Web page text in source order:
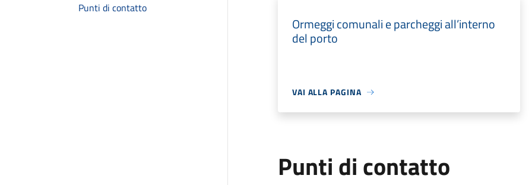
Punti di contatto
Ormeggi comunali e parcheggi all’interno
del porto
VAI ALLA PAGINA
Punti di contatto